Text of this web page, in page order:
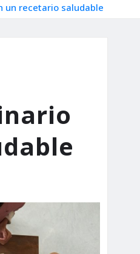
un recetario saludable